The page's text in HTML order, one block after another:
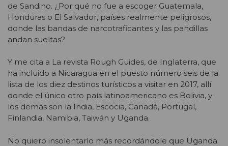
de Sandino. ¿Por qué no fue a escoger Guatemala,
Honduras o El Salvador, países realmente peligrosos,
donde las bandas de narcotraficantes y las pandillas
andan sueltas?
Y me cita a La revista Rough Guides, de Inglaterra, que
ha incluido a Nicaragua en el puesto número seis de la
lista de los diez destinos turísticos a visitar en 2017, allí
donde el único otro país latinoamericano es Bolivia, y
los demás son la India, Escocia, Canadá, Portugal,
Finlandia, Namibia, Taiwán y Uganda.
No quiero insolentarlo más recordándole que Uganda